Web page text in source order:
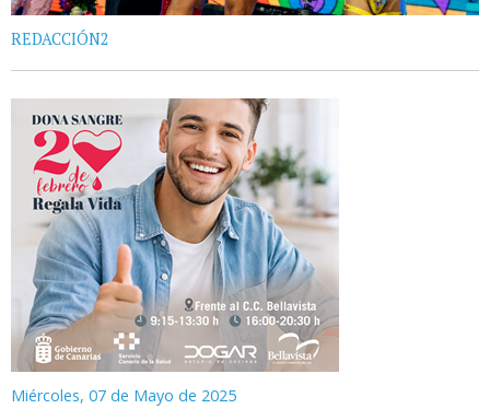
REDACCIÓN2
Miércoles, 07 de Mayo de 2025